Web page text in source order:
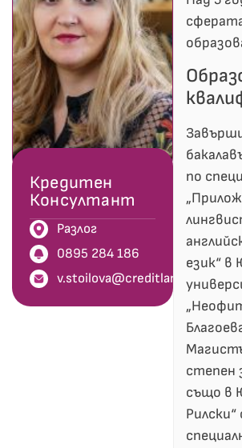
Кредитен
Консултант
Разлог
0895 284 186
v.stoilova@creditland.bg
по
език“ в
степен
също в
Рилски“